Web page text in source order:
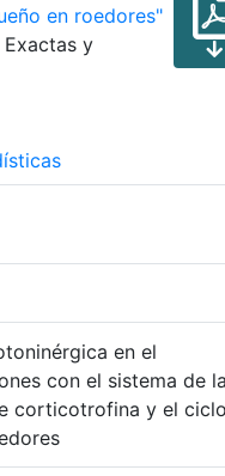
en roedores"
Exactas y
en el
con el sistema de
corticotrofina y el